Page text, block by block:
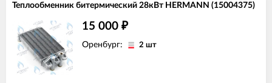
Теплообменник битермический 28кВт HERMANN (15004375)
15 000 ₽
Оренбург: 2 шт